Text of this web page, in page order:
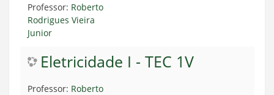
Professor: Roberto
Rodrigues Vieira
Junior
Eletricidade I - TEC 1V
Professor: Roberto